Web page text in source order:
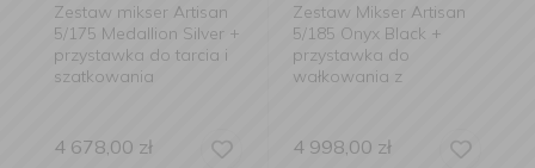
Zestaw mikser Artisan
5/175 Medallion Silver +
przystawka do tarcia i
szatkowania
4 678,00 zł
Zestaw Mikser Artisan
5/185 Onyx Black +
przystawka do
wałkowania z
4 998,00 zł